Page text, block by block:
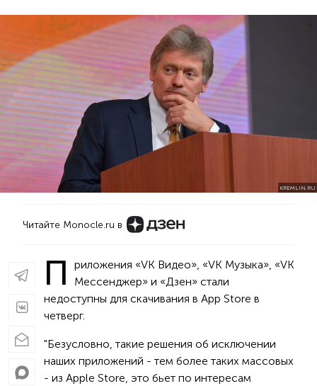
KREMLIN.RU
Читайте Monocle.ru в
П
риложения «VK Видео», «VK Музыка», «VK
Мессенджер» и «Дзен» стали
недоступны для скачивания в App Store в
четверг.
"Безусловно, такие решения об исключении
наших приложений - тем более таких массовых
- из Apple Store, это бьет по интересам